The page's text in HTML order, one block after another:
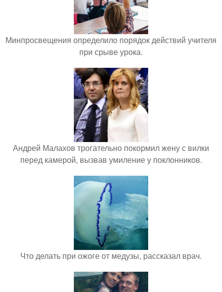
Минпросвещения определило порядок действий учителя
при срыве урока.
Андрей Малахов трогательно покормил жену с вилки
перед камерой, вызвав умиление у поклонников.
Что делать при ожоге от медузы, рассказал врач.